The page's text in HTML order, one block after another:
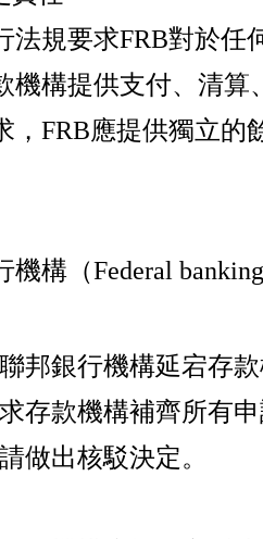
法規要求FRB對於任
機構提供支付、清算
，FRB應提供獨立的
機構（Federal
邦銀行機構延宕存
存款機構補齊所有
做出核駁決定。